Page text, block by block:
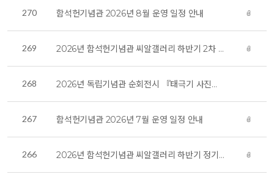
270 함석헌기념관 2026년 8월 운영 일정 안내
269 2026년 함석헌기념관 씨알갤러리 하반기 2차 대관 전시 안내
268 2026년 독립기념관 순회전시 『태극기 사진전』
267 함석헌기념관 2026년 7월 운영 일정 안내
266 2026년 함석헌기념관 씨알갤러리 하반기 정기대관 공모 선정 결과 발표